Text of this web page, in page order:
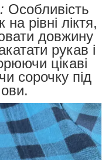
Особливість
рівні ліктя,
довжину
рукав і
цікаві
сорочку під